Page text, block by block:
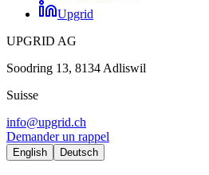
Upgrid
UPGRID AG
Soodring 13, 8134 Adliswil
Suisse
info@upgrid.ch
Demander un rappel
English Deutsch